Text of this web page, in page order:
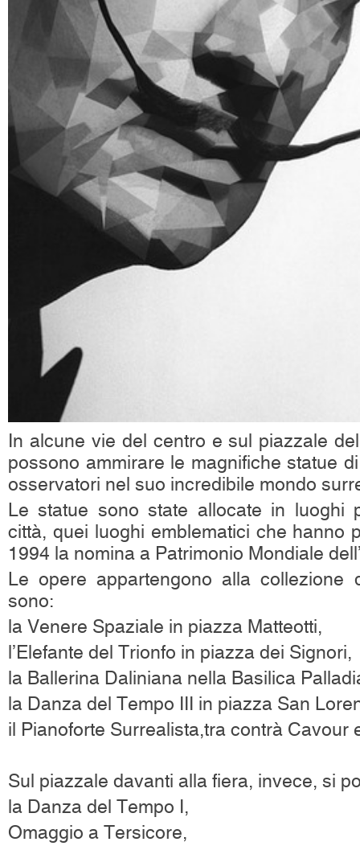
In alcune vie del centro e sul piazzale
possono ammirare le magnifiche statue
osservatori nel suo incredibile mondo
Le statue sono state allocate in luoghi
città, quei luoghi emblematici che hanno
1994 la nomina a Patrimonio Mondiale
Le opere appartengono alla collezione
sono:
la Venere Spaziale in piazza Matteotti,
l’Elefante del Trionfo in piazza dei Signori,
la Ballerina Daliniana nella Basilica
la Danza del Tempo III in piazza San
il Pianoforte Surrealista,tra contrà Cavour
Sul piazzale davanti alla fiera, invece, si
la Danza del Tempo I,
Omaggio a Tersicore,